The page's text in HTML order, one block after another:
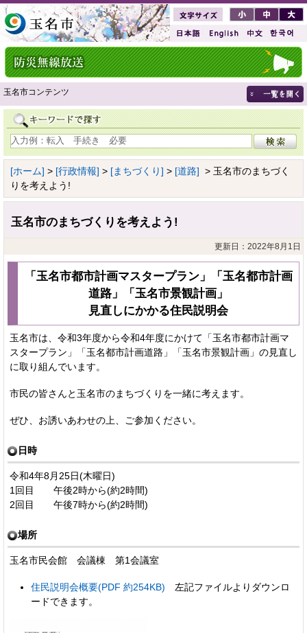
玉名市コンテンツ
[ホーム] > [行政情報] > [まちづくり] > [道路] > 玉名市のまちづく
りを考えよう!
玉名市のまちづくりを考えよう!
更新日：2022年8月1日
「玉名市都市計画マスタープラン」「玉名都市計画
道路」「玉名市景観計画」
見直しにかかる住民説明会
玉名市は、令和3年度から令和4年度にかけて「玉名市都市計画マ
スタープラン」「玉名都市計画道路」「玉名市景観計画」の見直し
に取り組んでいます。
市民の皆さんと玉名市のまちづくりを一緒に考えます。
ぜひ、お誘いあわせの上、ご参加ください。
日時
令和4年8月25日(木曜日)
1回目 午後2時から(約2時間)
2回目 午後7時から(約2時間)
場所
玉名市民会館 会議棟 第1会議室
住民説明会概要(PDF 約254KB) 左記ファイルよりダウンロ
ードできます。